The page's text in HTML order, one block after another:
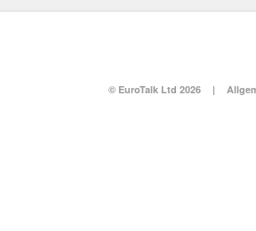
© EuroTalk Ltd 2026 |